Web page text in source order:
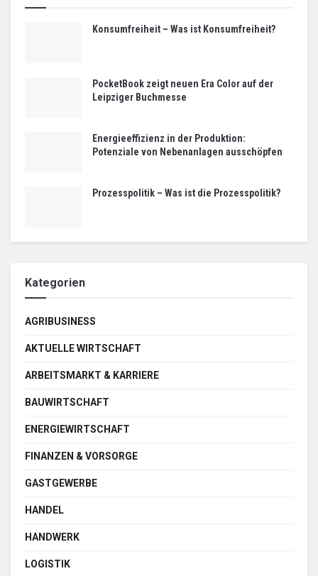
Konsumfreiheit – Was ist Konsumfreiheit?
PocketBook zeigt neuen Era Color auf der
Leipziger Buchmesse
Energieeffizienz in der Produktion:
Potenziale von Nebenanlagen ausschöpfen
Prozesspolitik – Was ist die Prozesspolitik?
Kategorien
AGRIBUSINESS
AKTUELLE WIRTSCHAFT
ARBEITSMARKT & KARRIERE
BAUWIRTSCHAFT
ENERGIEWIRTSCHAFT
FINANZEN & VORSORGE
GASTGEWERBE
HANDEL
HANDWERK
LOGISTIK